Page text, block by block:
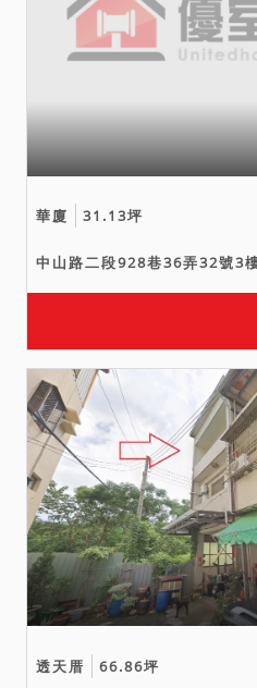
息退還
十、以
情事（
等），
水電、
定人自
十三、
證、印
件。
華廈 31.13坪
中山路二段928巷36弄32號3
透天厝 66.86坪